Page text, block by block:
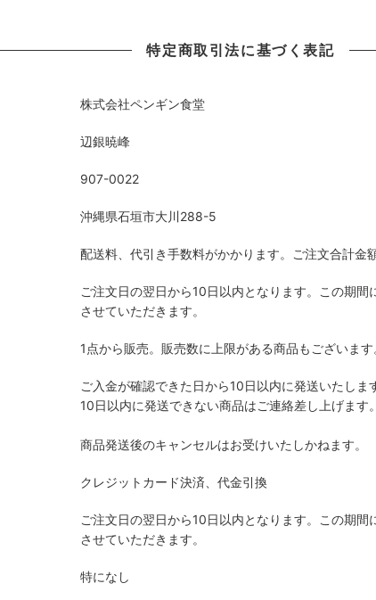
特定商取引法に基づく表記
株式会社ペンギン食堂
辺銀暁峰
907-0022
沖縄県石垣市大川288-5
配送料、代引き手数料がかかります。ご注文合計金
ご注文日の翌日から10日以内となります。この期
させていただきます。
1点から販売。販売数に上限がある商品もございます
ご入金が確認できた日から10日以内に発送いたしま
10日以内に発送できない商品はご連絡差し上げます。
商品発送後のキャンセルはお受けいたしかねます。
クレジットカード決済、代金引換
ご注文日の翌日から10日以内となります。この期
させていただきます。
特になし